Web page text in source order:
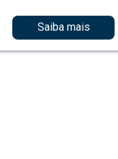
Saiba mais